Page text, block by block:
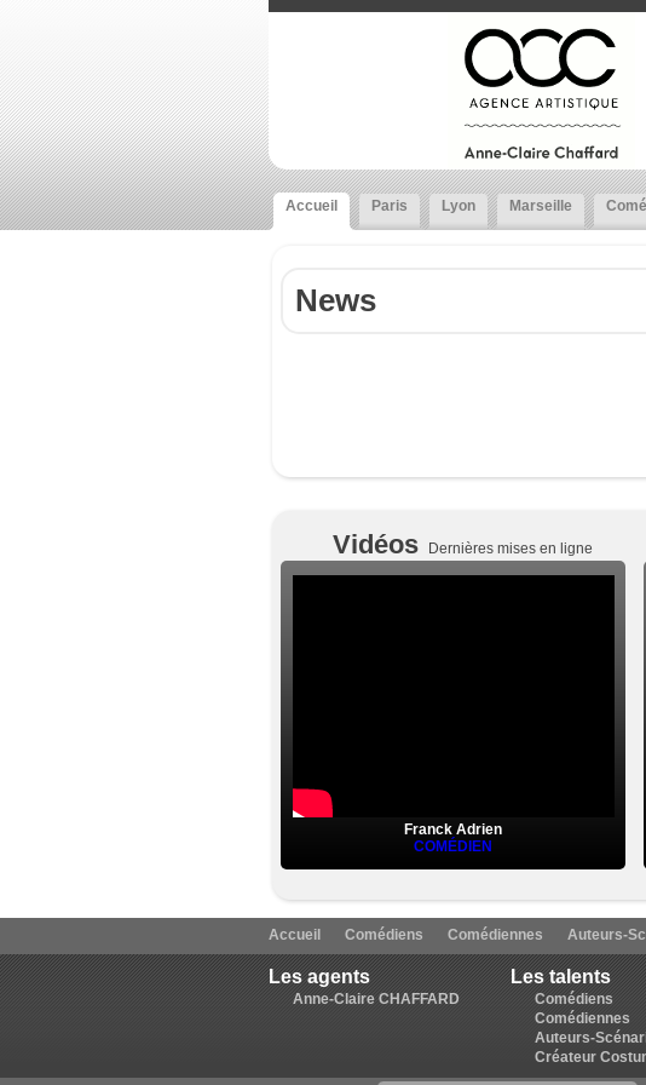
Accueil Paris Lyon Marseille
News
Vidéos Dernières mises en ligne
Franck Adrien
COMÉDIEN
Accueil Comédiens Comédiennes Auteurs-
Les agents
Anne-Claire CHAFFARD
Les talents
Comédiens
Comédiennes
Auteurs-
Créateur